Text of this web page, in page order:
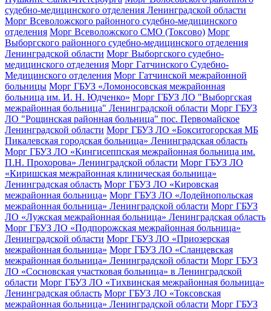
судебно-медицинского отделения Ленинградской области
Морг Всеволожского районного судебно-медицинского
отделения Морг Всеволожского СМО (Токсово) Морг
Выборгского районного судебно-медицинского отделения
Ленинградской области Морг Выборгского судебно-
медицинского отделения Морг Гатчинского Судебно-
Медицинского отделения Морг Гатчинской межрайонной
больницы Морг ГБУЗ «Ломоносовская межрайонная
больница им. И. Н. Юдченко» Морг ГБУЗ ЛО "Выборгская
межрайонная больница" Ленинградской области Морг ГБУЗ
ЛО "Рощинская районная больница" пос. Первомайское
Ленинградской области Морг ГБУЗ ЛО «Бокситогорская МБ
Пикалевская городская больница» Ленинградская область
Морг ГБУЗ ЛО «Кингисеппская межрайонная больница им.
П.Н. Прохорова» Ленинградской области Морг ГБУЗ ЛО
«Киришская межрайонная клиническая больница»
Ленинградская область Морг ГБУЗ ЛО «Кировская
межрайонная больница» Морг ГБУЗ ЛО «Лодейнопольская
межрайонная больница» Ленинградской области Морг ГБУЗ
ЛО «Лужская межрайонная больница» Ленинградская область
Морг ГБУЗ ЛО «Подпорожская межрайонная больница»
Ленинградской области Морг ГБУЗ ЛО «Приозерская
межрайонная больница» Морг ГБУЗ ЛО «Сланцевская
межрайонная больница» Ленинградской области Морг ГБУЗ
ЛО «Сосновская участковая больница» в Ленинградской
области Морг ГБУЗ ЛО «Тихвинская межрайонная больница»
Ленинградская область Морг ГБУЗ ЛО «Токсовская
межрайонная больница» Ленинградской области Морг ГБУЗ